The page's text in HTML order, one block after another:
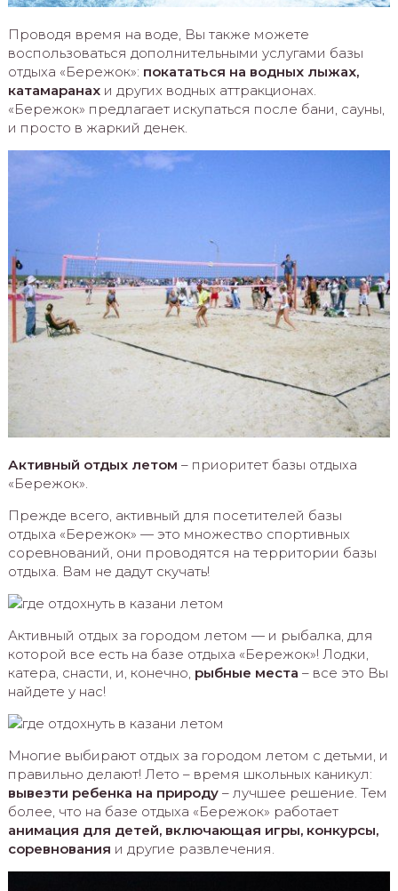
Проводя время на воде, Вы также можете
воспользоваться дополнительными услугами базы
отдыха «Бережок»: покататься на водных лыжах,
катамаранахи других водных аттракционах.
«Бережок» предлагает искупаться после бани, сауны,
и просто в жаркий денек.
Активный отдых летом – приоритет базы отдыха
«Бережок».
Прежде всего, активный для посетителей базы
отдыха «Бережок» — это множество спортивных
соревнований, они проводятся на территории базы
отдыха. Вам не дадут скучать!
Активный отдых за городом летом — и рыбалка, для
которой все есть на базе отдыха «Бережок»! Лодки,
катера, снасти, и, конечно, рыбные места – все это Вы
найдете у нас!
Многие выбирают отдых за городом летом с детьми, и
правильно делают! Лето – время школьных каникул:
вывезти ребенка на природу– лучшее решение. Тем
более, что на базе отдыха «Бережок» работает
анимация для детей, включающая игры, конкурсы,
соревнования и другие развлечения.